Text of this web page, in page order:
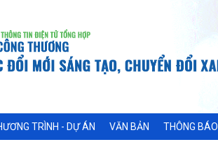
TRÌNH - DỰ ÁN VĂN BẢN THÔNG BÁO